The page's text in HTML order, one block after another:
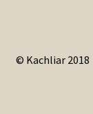
© Kachliar 2018